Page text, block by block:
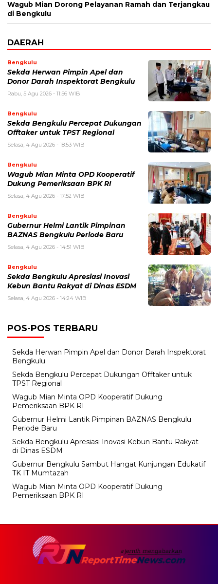
Wagub Mian Dorong Pelayanan Ramah dan Terjangkau
di Bengkulu
DAERAH
Bengkulu
Sekda Herwan Pimpin Apel dan
Donor Darah Inspektorat Bengkulu
Rabu, 5 Agu 2026 - 11:56 WIB
Bengkulu
Sekda Bengkulu Percepat Dukungan
Offtaker untuk TPST Regional
Selasa, 4 Agu 2026 - 18:53 WIB
Bengkulu
Wagub Mian Minta OPD Kooperatif
Dukung Pemeriksaan BPK RI
Selasa, 4 Agu 2026 - 17:52 WIB
Bengkulu
Gubernur Helmi Lantik Pimpinan
BAZNAS Bengkulu Periode Baru
Selasa, 4 Agu 2026 - 14:51 WIB
Bengkulu
Sekda Bengkulu Apresiasi Inovasi
Kebun Bantu Rakyat di Dinas ESDM
Selasa, 4 Agu 2026 - 14:24 WIB
POS-POS TERBARU
Sekda Herwan Pimpin Apel dan Donor Darah Inspektorat
Bengkulu
Sekda Bengkulu Percepat Dukungan Offtaker untuk
TPST Regional
Wagub Mian Minta OPD Kooperatif Dukung
Pemeriksaan BPK RI
Gubernur Helmi Lantik Pimpinan BAZNAS Bengkulu
Periode Baru
Sekda Bengkulu Apresiasi Inovasi Kebun Bantu Rakyat
di Dinas ESDM
Gubernur Bengkulu Sambut Hangat Kunjungan Edukatif
TK IT Mumtazah
Wagub Mian Minta OPD Kooperatif Dukung
Pemeriksaan BPK RI